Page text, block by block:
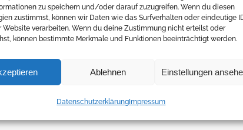
zu speichern und/oder darauf zuzugreifen. Wenn du diesen
zustimmst, können wir Daten wie das Surfverhalten oder eindeutige
Website verarbeiten. Wenn du deine Zustimmung nicht erteilst oder
können bestimmte Merkmale und Funktionen beeinträchtigt werden.
Ablehnen Einstellungen
Datenschutzerklärung Impressum
intensive und differenzierte Ansprache in der
und sauberen Spritzen
in allen Bundesländern.
keine HIV-Therapie. Die Therapiequote bei
nur bei 55 Prozent (allgemein: 93%). Hier herrscht